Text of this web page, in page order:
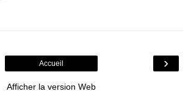
›
Accueil
Afficher la version Web